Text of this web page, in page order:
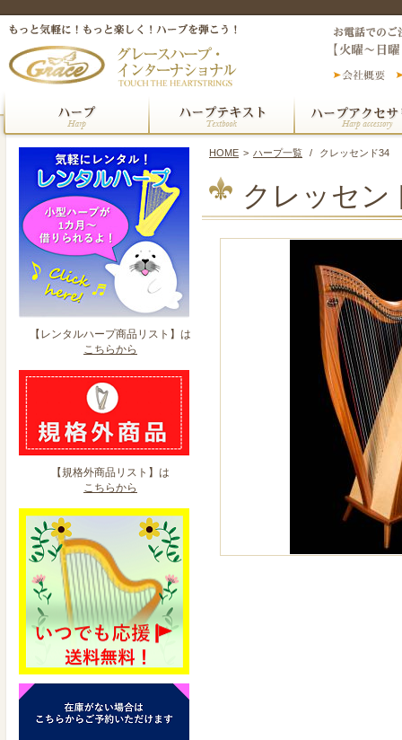
【レンタルハープ商品リスト】は
こちらから
【規格外商品リスト】は
こちらから
HOME > ハープ一覧 / クレッセンド34
クレッセン